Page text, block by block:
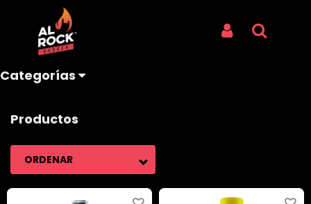
Categorías
BEBIDAS
Productos
ORDENAR